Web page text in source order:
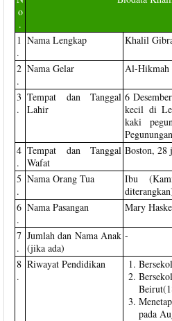
o
.
1
.
Nama Lengkap Khalil
2
.
Nama Gelar Al-Hikmah
3
.
Tempat dan Tanggal
Lahir
6
kecil di
kaki
4
.
Tempat dan Tanggal
Wafat
Boston, 28
5
.
Nama Orang Tua
Ibu
6
.
Nama Pasangan Mary
7
.
Jumlah dan Nama Anak
(jika ada)
-
8
.
Riwayat Pendidikan
pada